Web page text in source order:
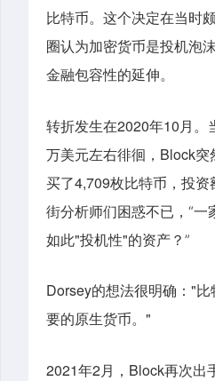
比特币。这个决定在当时
圈认为加密货币是投机泡
金融包容性的延伸。
转折发生在2020年10 月。
万美元左右徘徊， Block突
买了4,709枚比特币，投资
街分析师们困惑不已，“
如此"投机性"的资产？”
Dorsey的想法很明确： "
要的原生货币。 "
2021年2月， Block再次出